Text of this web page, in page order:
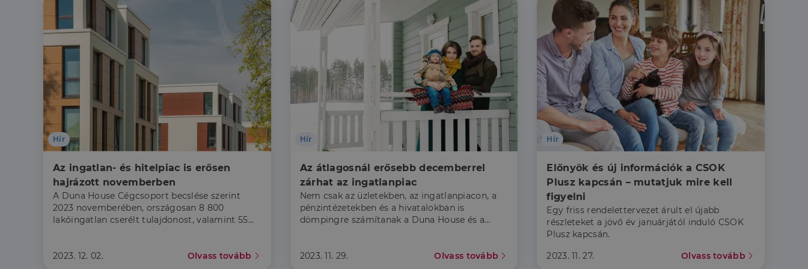
Hír
Az ingatlan- és hitelpiac is erősen
hajrázott novemberben
A Duna House Cégcsoport becslése szerint
2023 novemberében, országosan 8 800
lakóingatlan cserélt tulajdonost, valamint 55
2023. 12. 02.
Olvass tovább
Hír
Az átlagosnál erősebb decemberrel
zárhat az ingatlanpiac
Nem csak az üzletekben, az ingatlanpiacon, a
pénzintézetekben és a hivatalokban is
dömpingre számítanak a Duna House és a
2023. 11. 29. Olvass tovább
Hír
Előnyök és új információk a CSOK
Plusz kapcsán – mutatjuk mire kell
figyelni
Egy friss rendelettervezet árult el újabb
részleteket a jövő év januárjától induló CSOK
Plusz kapcsán.
2023. 11. 27.
Olvass tovább